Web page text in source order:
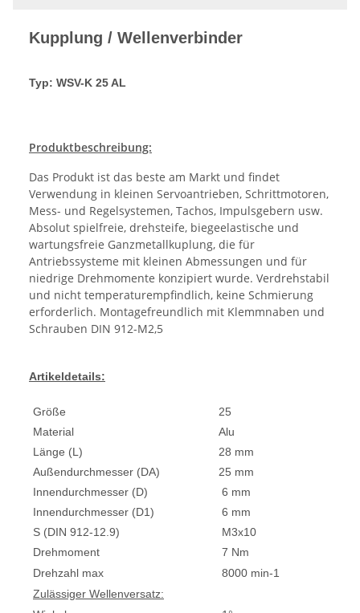
Kupplung / Wellenverbinder
Typ: WSV-K 25 AL
Produktbeschreibung:
Das Produkt ist das beste am Markt und findet
Verwendung in kleinen Servoantrieben, Schrittmotoren,
Mess- und Regelsystemen, Tachos, Impulsgebern usw.
Absolut spielfreie, drehsteife, biegeelastische und
wartungsfreie Ganzmetallkuplung, die für
Antriebssysteme mit kleinen Abmessungen und für
niedrige Drehmomente konzipiert wurde. Verdrehstabil
und nicht temperaturempfindlich, keine Schmierung
erforderlich. Montagefreundlich mit Klemmnaben und
Schrauben DIN 912-M2,5
Artikeldetails:
Größe
25
Material
Alu
Länge (L)
28 mm
Außendurchmesser (DA)
25 mm
Innendurchmesser (D)
6 mm
Innendurchmesser (D1)
6 mm
S (DIN 912-12.9)
M3x10
Drehmoment
7 Nm
Drehzahl max
8000 min-1
Zulässiger Wellenversatz: